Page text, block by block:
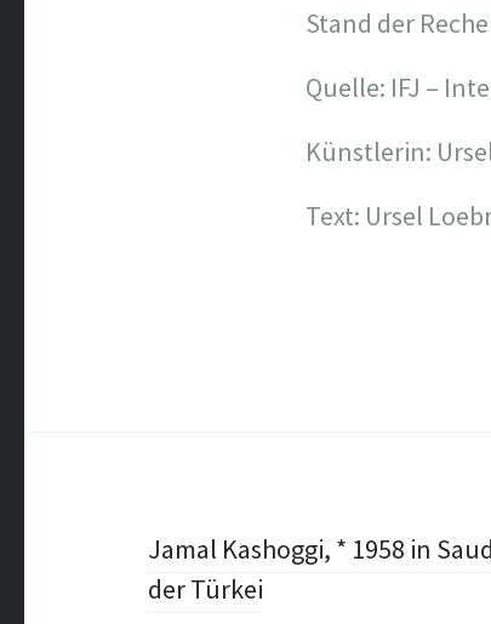
Stand der
Quelle: IFJ –
Künstlerin:
Text: Ursel
PostJamal Kashoggi, * 1958 in
der Türkei